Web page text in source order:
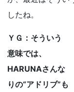
したね。
ＹＧ：そういう
意味では、
HARUNAさんな
りの“アドリブ”も